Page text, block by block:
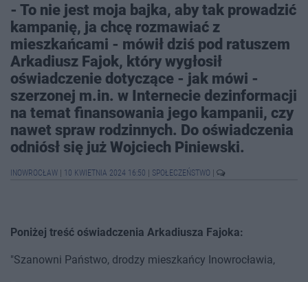
- To nie jest moja bajka, aby tak prowadzić
kampanię, ja chcę rozmawiać z
mieszkańcami - mówił dziś pod ratuszem
Arkadiusz Fajok, który wygłosił
oświadczenie dotyczące - jak mówi -
szerzonej m.in. w Internecie dezinformacji
na temat finansowania jego kampanii, czy
nawet spraw rodzinnych. Do oświadczenia
odniósł się już Wojciech Piniewski.
INOWROCŁAW 10 KWIETNIA 2024 16:50 SPOŁECZEŃSTWO
Poniżej treść oświadczenia Arkadiusza Fajoka:
"Szanowni Państwo, drodzy mieszkańcy Inowrocławia,